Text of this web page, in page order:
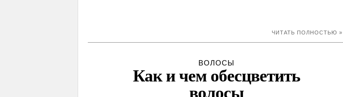
ЧИТАТЬ ПОЛНОСТЬЮ »
ВОЛОСЫ
Как и чем обесцветить
волосы